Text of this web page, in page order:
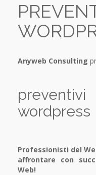
Backup
Cross
Soluzioni
Traffic building
Conversion Analysis
Integration Offline
Monitoraggio e report
Anyweb Consulting
wordpress
Professionisti del
affrontare con
Web!